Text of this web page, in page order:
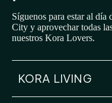
Síguenos para estar al día
City y aprovechar todas
nuestros Kora Lovers.
KORA LIVING